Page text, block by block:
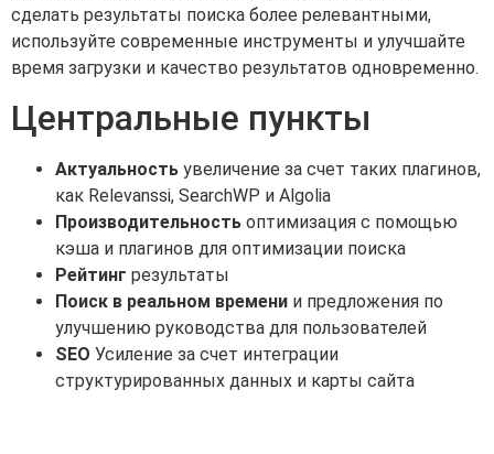
сделать результаты поиска более релевантными,
используйте современные инструменты и улучшайте
время загрузки и качество результатов одновременно.
Центральные пункты
Актуальность увеличение за счет таких плагинов,
как Relevanssi, SearchWP и Algolia
Производительность оптимизация с помощью
кэша и плагинов для оптимизации поиска
Рейтинг результаты
Поиск в реальном времени и предложения по
улучшению руководства для пользователей
SEO Усиление за счет интеграции
структурированных данных и карты сайта